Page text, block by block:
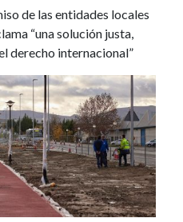
de las entidades locales
“una solución justa,
derecho internacional”